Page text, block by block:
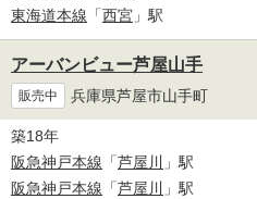
東海道本線 「西宮 」駅
アーバンビュー芦屋山手
販売中 兵庫県芦屋市山手町
築18年
阪急神戸本線 「芦屋川
」駅
阪急神戸本線 「芦屋川
」駅